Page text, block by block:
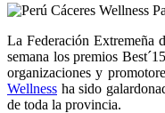
La Federación Extremeña
semana los premios
organizaciones y
Wellness ha sido
de toda la provincia.